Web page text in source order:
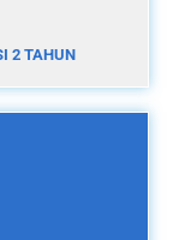
2 TAHUN